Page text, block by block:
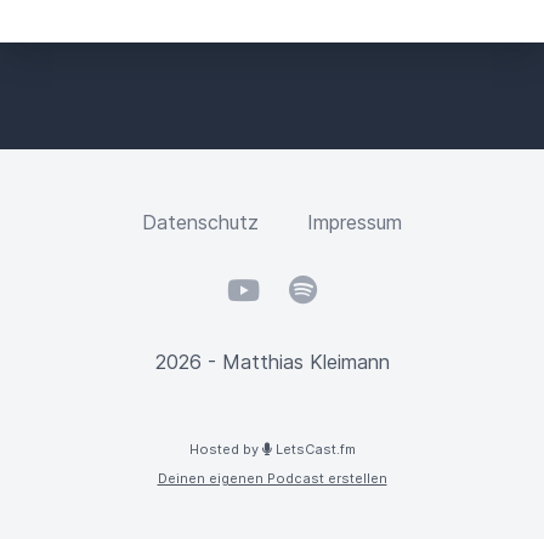
Datenschutz Impressum
YouTubeSpotify
2026 - Matthias Kleimann
Hosted by
LetsCast.fm
Deinen eigenen Podcast erstellen